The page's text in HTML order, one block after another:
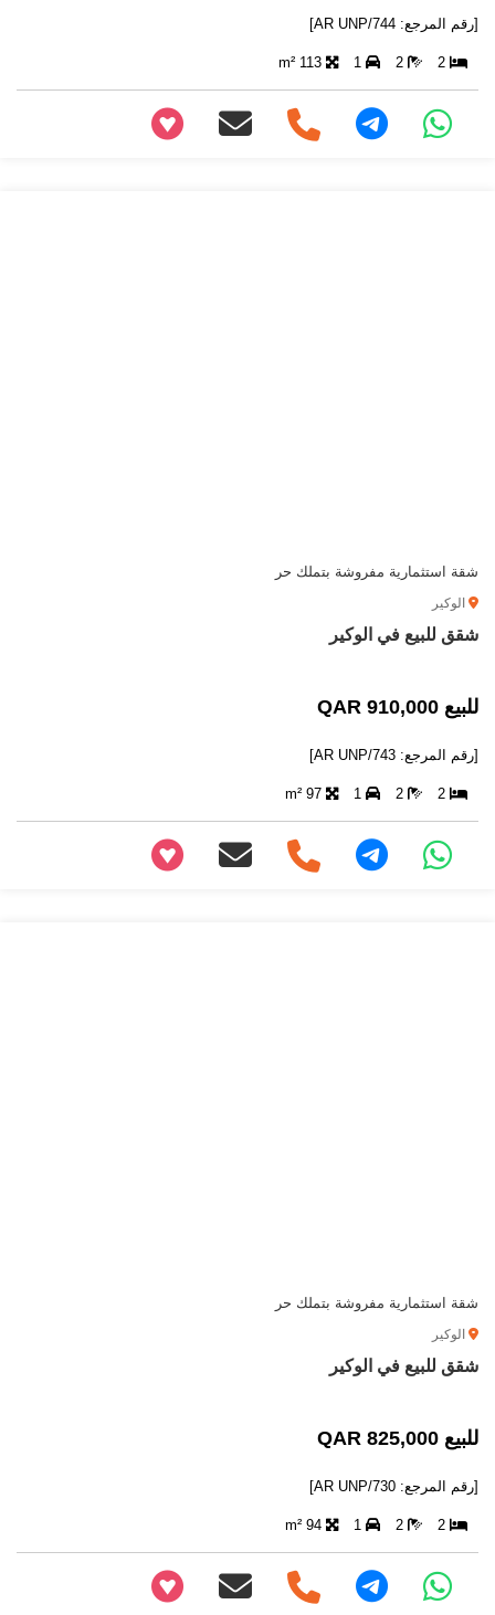
[رقم المرجع: AR UNP/744]
2
2
1
113 m²
شقة استثمارية مفروشة بتملك حر
الوكير
شقق للبيع في الوكير
للبيع 910,000 QAR
[رقم المرجع: AR UNP/743]
2
2
1
97 m²
شقة استثمارية مفروشة بتملك حر
الوكير
شقق للبيع في الوكير
للبيع 825,000 QAR
[رقم المرجع: AR UNP/730]
2
2
1
94 m²